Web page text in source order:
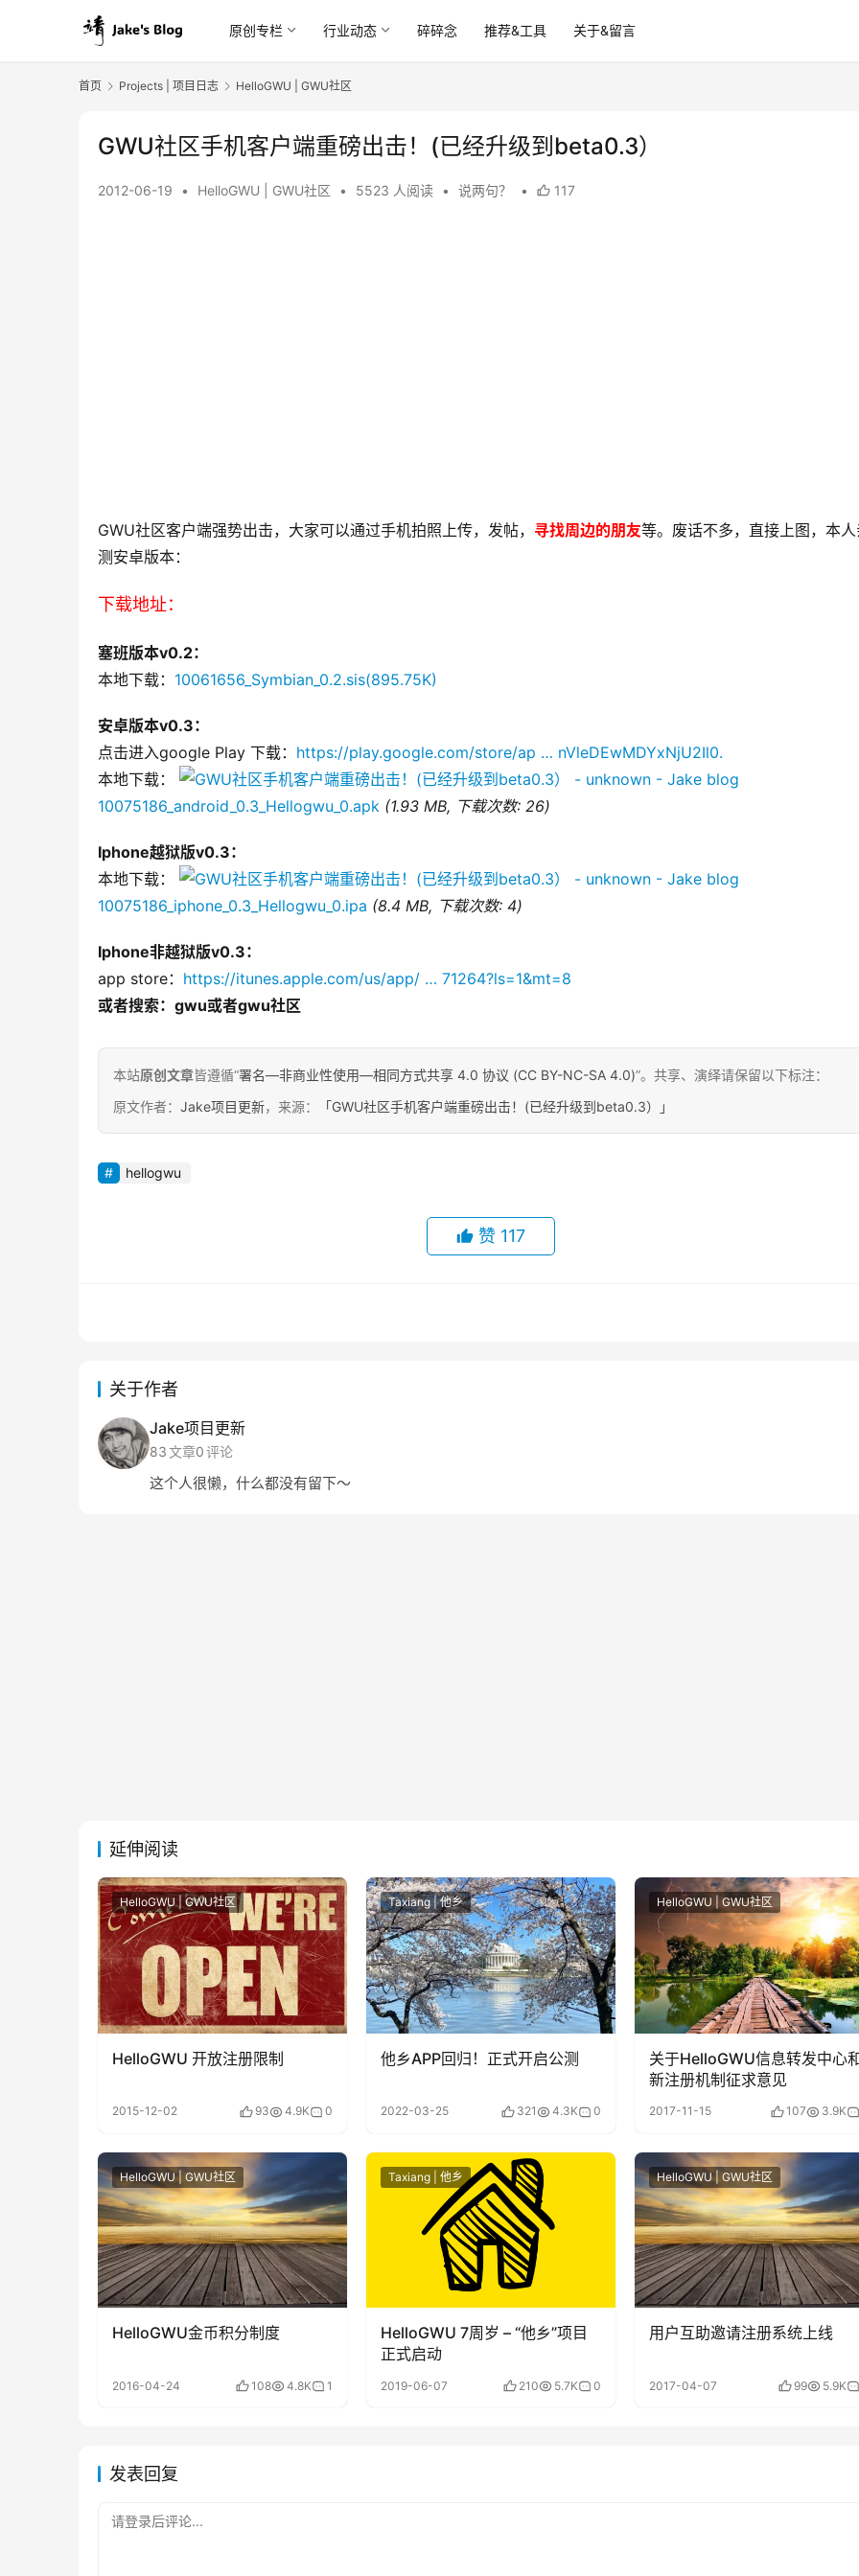
原创专栏 行业动态 碎碎念 推荐&工具 关于&留言
首页 Projects | 项目日志 HelloGWU | GWU社区
GWU社区手机客户端重磅出击！(已经升级到beta0.3）
2012-06-19 • HelloGWU | GWU社区 • 5523 人阅读 • 说两句？ • 117
GWU社区客户端强势出击，大家可以通过手机拍照上传，发帖， 寻找周边的朋友等。废话不多，直接上图，本
测安卓版本：
下载地址：
塞班版本v0.2：
本地下载： 10061656_Symbian_0.2.sis(895.75K)
安卓版本v0.3：
点击进入google Play 下载： https://play.google.com/store/ap … nVleDEwMDYxNjU2Il0.
本地下载：
10075186_android_0.3_Hellogwu_0.apk (1.93 MB, 下载次数: 26)
Iphone越狱版v0.3：
本地下载：
10075186_iphone_0.3_Hellogwu_0.ipa (8.4 MB, 下载次数: 4)
Iphone非越狱版v0.3：
app store： https://itunes.apple.com/us/app/ … 71264?ls=1&mt=8
或者搜索：gwu或者gwu社区
本站原创文章皆遵循“署名—非商业性使用—相同方式共享 4.0 协议 (CC BY-NC-SA 4.0)”。共享、演绎请保留以下标注：
原文作者： Jake项目更新，来源： 「GWU社区手机客户端重磅出击！(已经升级到beta0.3）」
hellogwu
赞 117
关于作者
Jake项目更新
83文章0评论
这个人很懒，什么都没有留下～
延伸阅读
HelloGWU | GWU社区
HelloGWU 开放注册限制
2015-12-02 93 4.9K 0
Taxiang | 他乡
他乡APP回归！正式开启公测
2022-03-25 321 4.3K 0
HelloGWU | GWU社区
关于HelloGWU信息转发中心
新注册机制征求意见
2017-11-15 107 3.9K
HelloGWU | GWU社区
HelloGWU金币积分制度
2016-04-24 108 4.8K 1
Taxiang | 他乡
HelloGWU 7周岁 – “他乡”项目
正式启动
2019-06-07 210 5.7K 0
HelloGWU | GWU社区
用户互助邀请注册系统上线
2017-04-07 99 5.9K
发表回复
请登录后评论...